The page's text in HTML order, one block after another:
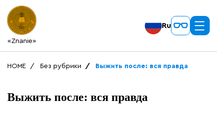
«Znanie»
Ru
HOME Без рубрики Выжить после: вся правда
Выжить после: вся правда